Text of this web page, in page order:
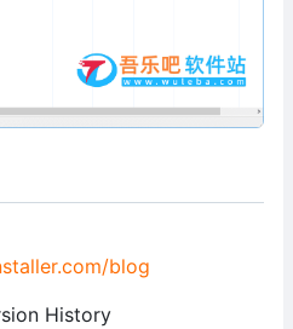
blog
History